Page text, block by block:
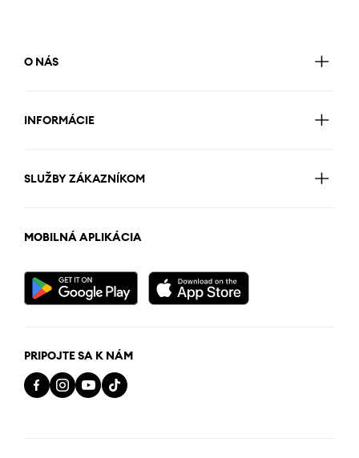
O NÁS
INFORMÁCIE
SLUŽBY ZÁKAZNÍKOM
MOBILNÁ APLIKÁCIA
PRIPOJTE SA K NÁM